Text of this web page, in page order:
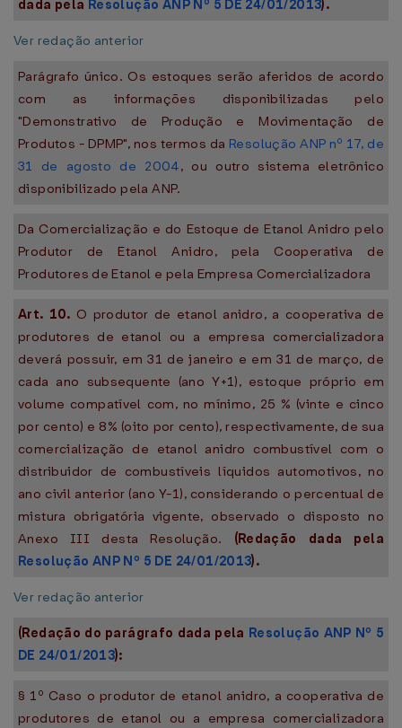
dada pela Resolução ANP Nº 5 DE 24/01/2013).
Ver redação anterior
Parágrafo único. Os estoques serão aferidos de acordo
com as informações disponibilizadas pelo
"Demonstrativo de Produção e Movimentação de
Produtos - DPMP", nos termos da Resolução ANP nº 17, de
31 de agosto de 2004, ou outro sistema eletrônico
disponibilizado pela ANP.
Da Comercialização e do Estoque de Etanol Anidro pelo
Produtor de Etanol Anidro, pela Cooperativa de
Produtores de Etanol e pela Empresa Comercializadora
Art. 10. O produtor de etanol anidro, a cooperativa de
produtores de etanol ou a empresa comercializadora
deverá possuir, em 31 de janeiro e em 31 de março, de
cada ano subsequente (ano Y+1), estoque próprio em
volume compatível com, no mínimo, 25 % (vinte e cinco
por cento) e 8% (oito por cento), respectivamente, de sua
comercialização de etanol anidro combustível com o
distribuidor de combustíveis líquidos automotivos, no
ano civil anterior (ano Y-1), considerando o percentual de
mistura obrigatória vigente, observado o disposto no
Anexo III desta Resolução. (Redação dada pela
Resolução ANP Nº 5 DE 24/01/2013).
Ver redação anterior
(Redação do parágrafo dada pela Resolução ANP Nº 5
DE 24/01/2013):
§ 1º Caso o produtor de etanol anidro, a cooperativa de
produtores de etanol ou a empresa comercializadora